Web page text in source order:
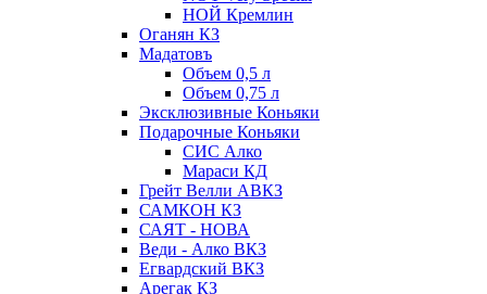
НОЙ Кремлин
Оганян КЗ
Мадатовъ
Объем 0,5 л
Объем 0,75 л
Эксклюзивные Коньяки
Подарочные Коньяки
СИС Алко
Мараси КД
Грейт Велли АВКЗ
САМКОН КЗ
САЯТ - НОВА
Веди - Алко ВКЗ
Егвардский ВКЗ
Арегак КЗ